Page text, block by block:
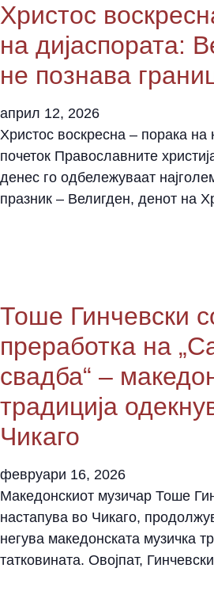
Христос
на дијаспората:
не познава
април 12, 2026
Христос воскресна – порака
почеток Православните
денес го одбележуваат
празник – Велигден, денот на
Тоше Гинчевски
преработка на
свадба“ –
традиција
Чикаго
февруари 16, 2026
Македонскиот музичар Тоше
настапува во Чикаго,
негува македонската музичка
татковината. Овојпат,